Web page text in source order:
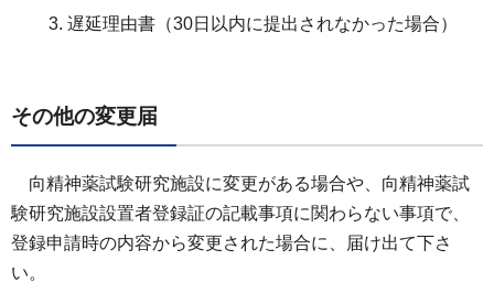
遅延理由書（30日以内に提出されなかった場合）
その他の変更届
向精神薬試験研究施設に変更がある場合や、向精神薬試
験研究施設設置者登録証の記載事項に関わらない事項で、
登録申請時の内容から変更された場合に、届け出て下さ
い。